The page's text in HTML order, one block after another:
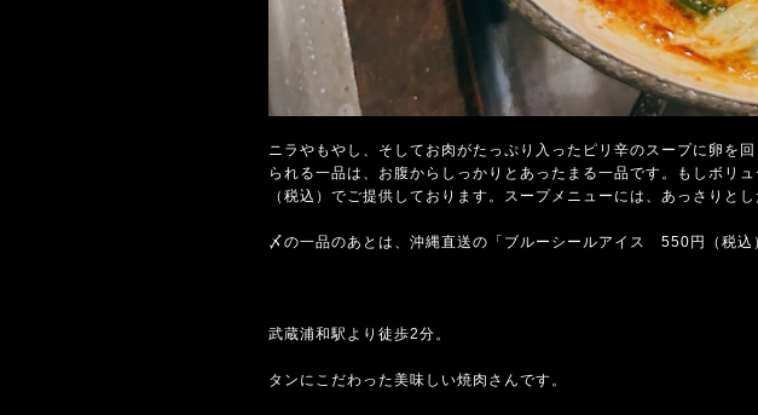
ニラやもやし、そしてお肉がたっぷり入ったピリ辛のスープに卵を
られる一品は、お腹からしっかりとあったまる一品です。もしボリ
（税込）でご提供しております。スープメニューには、あっさり
〆の一品のあとは、沖縄直送の「ブルーシールアイス 550円（税込
武蔵浦和駅より徒歩2分。
タンにこだわった美味しい焼肉さんです。